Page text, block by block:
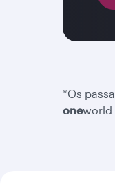
*Os
oneworld